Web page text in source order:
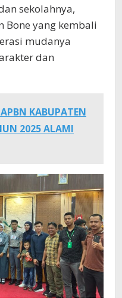
sekolahnya,
Bone yang kembali
mudanya
dan
KABUPATEN
2025 ALAMI